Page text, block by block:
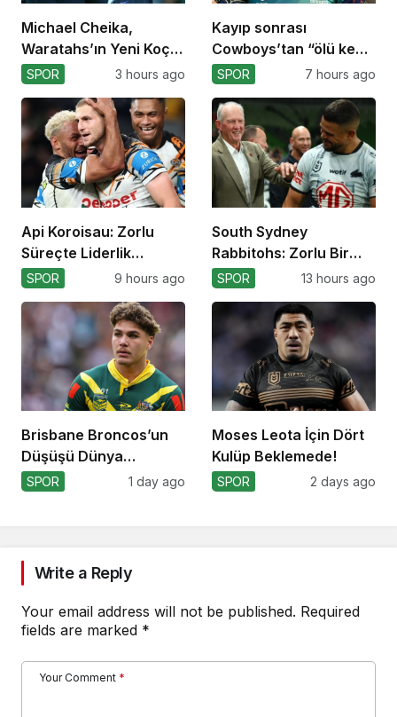
Michael Cheika,
Waratahs’ın Yeni Koçu
Olabilir!
SPOR 3 hours ago
Kayıp sonrası
Cowboys’tan “ölü kedi”
atılımı!
SPOR 7 hours ago
Api Koroisau: Zorlu
Süreçte Liderlik
Mücadelesi
SPOR 9 hours ago
South Sydney
Rabbitohs: Zorlu Bir
Off-Season Bekliyor
SPOR 13 hours ago
Brisbane Broncos’un
Düşüşü Dünya
Kupası’nı Etkiler mi?
SPOR 1 day ago
Moses Leota İçin Dört
Kulüp Beklemede!
SPOR 2 days ago
Write a Reply
Your email address will not be published. Required
fields are marked *
Your Comment *